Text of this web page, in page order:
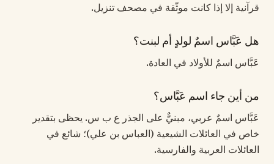
قرآنية إلا إذا كانت موثّقة في مصحف تنزيل.
هل عَبَّاس اسمٌ لولدٍ أم لبنت؟
عَبَّاس اسمٌ للأولاد في العادة.
من أين جاء اسم عَبَّاس؟
عَبَّاس اسمٌ عربي، مبنيٌّ على الجذر ع ب س. يحظى بتقدير
خاص في العائلات الشيعية (العباس بن علي)؛ شائع في
العائلات العربية والفارسية.